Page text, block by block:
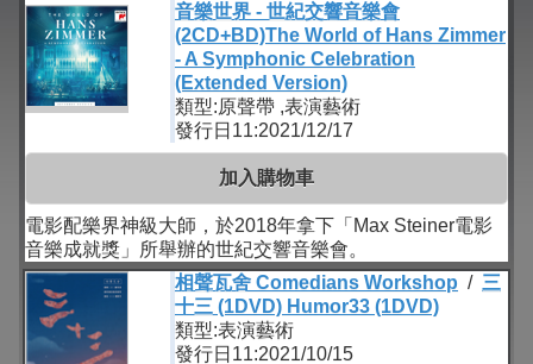
音樂世界 - 世紀交響音樂會
(2CD+BD)The World of Hans Zimmer
- A Symphonic Celebration
(Extended Version)
類型:原聲帶 ,表演藝術
發行日11:2021/12/17
加入購物車
電影配樂界神級大師，於2018年拿下「Max Steiner電影
音樂成就獎」所舉辦的世紀交響音樂會。
相聲瓦舍 Comedians Workshop / 三
十三 (1DVD) Humor33 (1DVD)
類型:表演藝術
發行日11:2021/10/15